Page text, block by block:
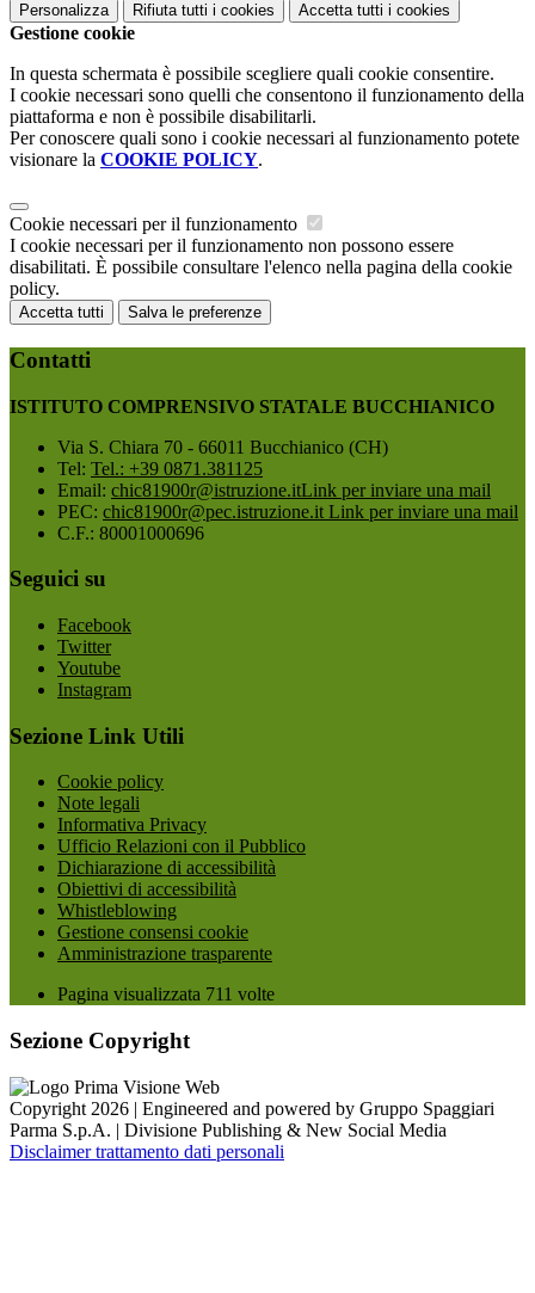
Personalizza Rifiuta tutti i cookies Accetta tutti i cookies
Gestione cookie
In questa schermata è possibile scegliere quali cookie consentire.
I cookie necessari sono quelli che consentono il funzionamento della
piattaforma e non è possibile disabilitarli.
Per conoscere quali sono i cookie necessari al funzionamento potete
visionare la COOKIE POLICY.
Cookie necessari per il funzionamento
I cookie necessari per il funzionamento non possono essere
disabilitati. È possibile consultare l'elenco nella pagina della cookie
policy.
Accetta tutti Salva le preferenze
Contatti
ISTITUTO COMPRENSIVO STATALE BUCCHIANICO
Via S. Chiara 70 - 66011 Bucchianico (CH)
Tel: Tel.: +39 0871.381125
Email: chic81900r@istruzione.itLink per inviare una mail
PEC: chic81900r@pec.istruzione.it Link per inviare una mail
C.F.: 80001000696
Seguici su
Facebook
Twitter
Youtube
Instagram
Sezione Link Utili
Cookie policy
Note legali
Informativa Privacy
Ufficio Relazioni con il Pubblico
Dichiarazione di accessibilità
Obiettivi di accessibilità
Whistleblowing
Gestione consensi cookie
Amministrazione trasparente
Pagina visualizzata 711 volte
Sezione Copyright
Copyright 2026 | Engineered and powered by Gruppo Spaggiari
Parma S.p.A. | Divisione Publishing & New Social Media
Disclaimer trattamento dati personali